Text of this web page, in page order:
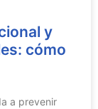
y
cómo
a prevenir